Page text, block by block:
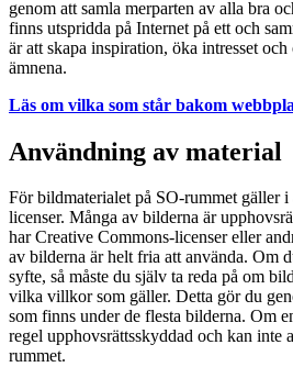
genom att samla merparten av alla bra
finns utspridda på Internet på ett och
är att skapa inspiration, öka intresset
ämnena.
Läs om vilka som står bakom
Användning av material
För bildmaterialet på SO-rummet gäller
licenser. Många av bilderna är
har Creative Commons-licenser eller
av bilderna är helt fria att använda. Om
syfte, så måste du själv ta reda på om
vilka villkor som gäller. Detta gör du
som finns under de flesta bilderna. Om
regel upphovsrättsskyddad och kan inte
rummet.